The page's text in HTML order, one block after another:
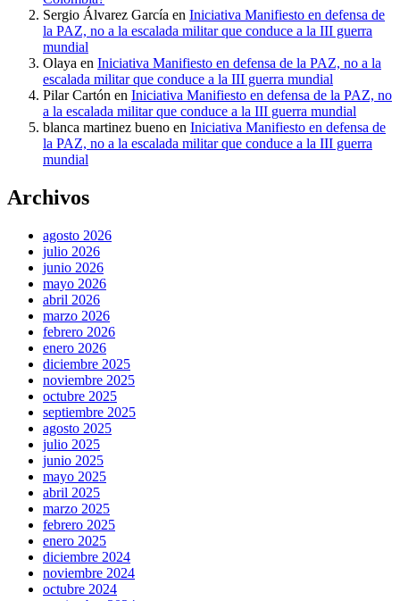
Sergio Álvarez García en Iniciativa Manifiesto en defensa de
la PAZ, no a la escalada militar que conduce a la III guerra
mundial
Olaya en Iniciativa Manifiesto en defensa de la PAZ, no a la
escalada militar que conduce a la III guerra mundial
Pilar Cartón en Iniciativa Manifiesto en defensa de la PAZ, no
a la escalada militar que conduce a la III guerra mundial
blanca martinez bueno en Iniciativa Manifiesto en defensa de
la PAZ, no a la escalada militar que conduce a la III guerra
mundial
Archivos
agosto 2026
julio 2026
junio 2026
mayo 2026
abril 2026
marzo 2026
febrero 2026
enero 2026
diciembre 2025
noviembre 2025
octubre 2025
septiembre 2025
agosto 2025
julio 2025
junio 2025
mayo 2025
abril 2025
marzo 2025
febrero 2025
enero 2025
diciembre 2024
noviembre 2024
octubre 2024